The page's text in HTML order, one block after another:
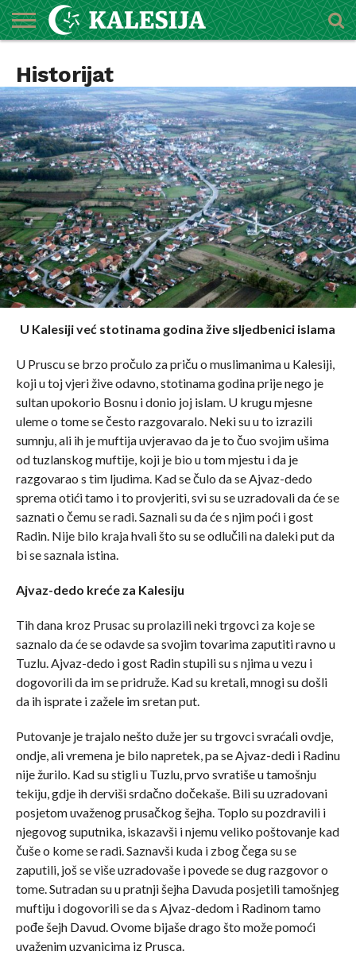
O
MEDŽLISU
DŽEMATI
IMAMI
MEKTEBSKI
CENTAR
VIJESTI
HUTBE
NAJAVE
KALENDAR
KONTAKT
Historijat
U Kalesiji već stotinama godina žive sljedbenici islama
U Pruscu se brzo pročulo za priču o muslimanima u Kalesiji,
koji u toj vjeri žive odavno, stotinama godina prije nego je
sultan upokorio Bosnu i donio joj islam. U krugu mjesne
uleme o tome se često razgovaralo. Neki su u to izrazili
sumnju, ali ih je muftija uvjeravao da je to čuo svojim ušima
od tuzlanskog muftije, koji je bio u tom mjestu i da je
razgovarao s tim ljudima. Kad se čulo da se Ajvaz-dedo
sprema otići tamo i to provjeriti, svi su se uzradovali da će se
saznati o čemu se radi. Saznali su da će s njim poći i gost
Radin. Nije bilo kraja hvali što su se odlučili na daleki put da
bi se saznala istina.
Ajvaz-dedo kreće za Kalesiju
Tih dana kroz Prusac su prolazili neki trgovci za koje se
saznalo da će se odavde sa svojim tovarima zaputiti ravno u
Tuzlu. Ajvaz-dedo i gost Radin stupili su s njima u vezu i
dogovorili da im se pridruže. Kad su kretali, mnogi su došli
da ih isprate i zažele im sretan put.
Putovanje je trajalo nešto duže jer su trgovci svraćali ovdje,
ondje, ali vremena je bilo napretek, pa se Ajvaz-dedi i Radinu
nije žurilo. Kad su stigli u Tuzlu, prvo svratiše u tamošnju
tekiju, gdje ih derviši srdačno dočekaše. Bili su uzradovani
posjetom uvaženog prusačkog šejha. Toplo su pozdravili i
njegovog suputnika, iskazavši i njemu veliko poštovanje kad
čuše o kome se radi. Saznavši kuda i zbog čega su se
zaputili, još se više uzradovaše i povede se dug razgovor o
tome. Sutradan su u pratnji šejha Davuda posjetili tamošnjeg
muftiju i dogovorili se da s Ajvaz-dedom i Radinom tamo
pođe šejh Davud. Ovome bijaše drago što može pomoći
uvaženim uzvanicima iz Prusca.